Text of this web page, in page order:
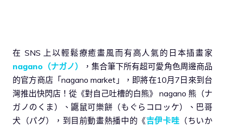
在 SNS 上以輕鬆療癒畫風而有高人氣的日本插畫家
nagano（ナガノ）
，集合筆下所有超可愛角色周邊商品
的官方商店「nagano market」，即將在10月7日來到台
灣推出快閃店！從《對自己吐槽的白熊》 nagano 熊（ナ
ガノのくま）、鼴鼠可樂餅（もぐらコロッケ）、巴哥
犬（パグ），到目前動畫熱播中的《吉伊卡哇 （ちいか